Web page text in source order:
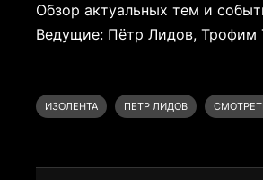
Обзор актуальных тем и
Ведущие: Пётр Лидов, Трофим
ИЗОЛЕНТА ПЕТР ЛИДОВ